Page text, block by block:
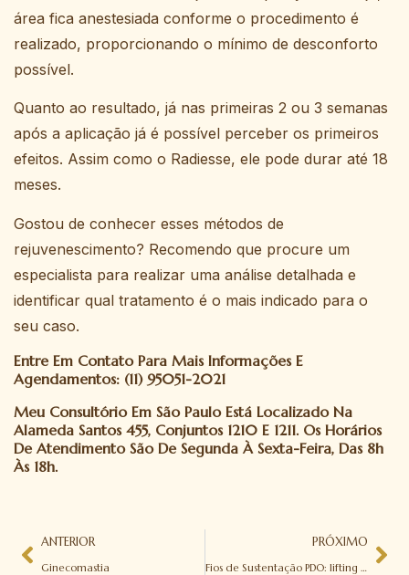
área fica anestesiada conforme o procedimento é
realizado, proporcionando o mínimo de desconforto
possível.
Quanto ao resultado, já nas primeiras 2 ou 3 semanas
após a aplicação já é possível perceber os primeiros
efeitos. Assim como o Radiesse, ele pode durar até 18
meses.
Gostou de conhecer esses métodos de
rejuvenescimento? Recomendo que procure um
especialista para realizar uma análise detalhada e
identificar qual tratamento é o mais indicado para o
seu caso.
Entre Em Contato Para Mais Informações E
Agendamentos: (11) 95051-2021
Meu Consultório Em São Paulo Está Localizado Na
Alameda Santos 455, Conjuntos 1210 E 1211. Os Horários
De Atendimento São De Segunda À Sexta-Feira, Das 8h
Às 18h.
ANTERIOR
Ginecomastia
PRÓXIMO
Fios de Sustentação PDO: lifting facial sem cirurgia